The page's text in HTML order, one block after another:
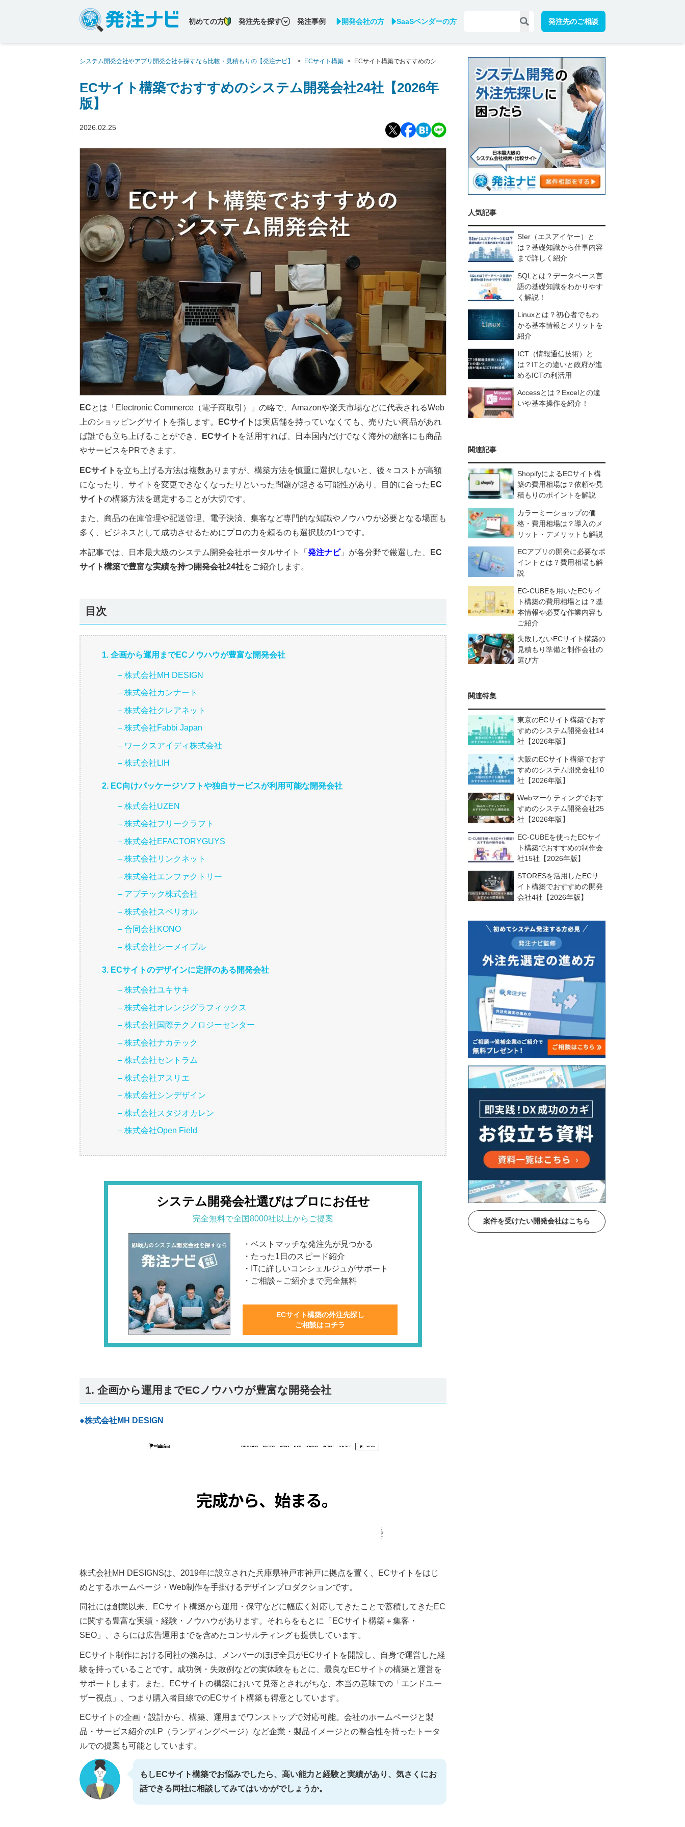
初めての方 発注先を探す 発注事例 開発会社の方 SaaSベンダーの方 発注先のご相談
システム開発会社やアプリ開発会社を探すなら比較・見積もりの【発注ナビ】 > ECサイト構築 >
ECサイト構築でおすすめのシス
ECサイト構築でおすすめのシステム開発会社24社【2026年
版】
2026.02.25
ECとは「Electronic Commerce（電子商取引）」の略で、Amazonや楽天市場などに代表されるWeb
上のショッピングサイトを指します。
ECサイト は実店舗を持っていなくても、売りたい商品があれ
ば誰でも立ち上げることができ、
ECサイト を活用すれば、日本国内だけでなく海外の顧客にも商品
やサービスをPRできます。
ECサイト を立ち上げる方法は複数ありますが、構築方法を慎重に選択しないと、後々コストが高額
になったり、サイトを変更できなくなったりといった問題が起きる可能性があり、目的に合った EC
サイトの構築方法を選定することが大切です。
また、商品の在庫管理や配送管理、電子決済、集客など専門的な知識やノウハウが必要となる場面も
多く、ビジネスとして成功させるためにプロの力を頼るのも選択肢の1つです。
本記事では、日本最大級のシステム開発会社ポータルサイト「 発注ナビ」が各分野で厳選した、
EC
サイト構築で豊富な実績を持つ開発会社24社をご紹介します。
目次
1. 企画から運用までECノウハウが豊富な開発会社
– 株式会社MH DESIGN
– 株式会社カンナート
– 株式会社クレアネット
– 株式会社Fabbi Japan
– ワークスアイディ株式会社
– 株式会社LIH
2. EC向けパッケージソフトや独自サービスが利用可能な開発会社
– 株式会社UZEN
– 株式会社フリークラフト
– 株式会社EFACTORYGUYS
– 株式会社リンクネット
– 株式会社エンファクトリー
– アプテック株式会社
– 株式会社スペリオル
– 合同会社KONO
– 株式会社シーメイプル
3. ECサイトのデザインに定評のある開発会社
– 株式会社ユキサキ
– 株式会社オレンジグラフィックス
– 株式会社国際テクノロジーセンター
– 株式会社ナカテック
– 株式会社セントラム
– 株式会社アスリエ
– 株式会社シンデザイン
– 株式会社スタジオカレン
– 株式会社Open Field
システム開発会社選びはプロにお任せ
完全無料で全国8000社以上からご提案
・ベストマッチな発注先が見つかる
・たった1日のスピード紹介
・ITに詳しいコンシェルジュがサポート
・ご相談～ご紹介まで完全無料
ECサイト構築の外注先探し
ご相談はコチラ
1. 企画から運用までECノウハウが豊富な開発会社
●株式会社MH DESIGN
株式会社MH DESIGNSは、2019年に設立された兵庫県神戸市神戸に拠点を置く、ECサイトをはじ
めとするホームページ・Web制作を手掛けるデザインプロダクションです。
同社には創業以来、ECサイト構築から運用・保守などに幅広く対応してきたことで蓄積してきたEC
に関する豊富な実績・経験・ノウハウがあります。それらをもとに「ECサイト構築＋集客・
SEO」、さらには広告運用までを含めたコンサルティングも提供しています。
ECサイト制作における同社の強みは、メンバーのほぼ全員がECサイトを開設し、自身で運営した経
験を持っていることです。成功例・失敗例などの実体験をもとに、最良なECサイトの構築と運営を
サポートします。また、ECサイトの構築において見落とされがちな、本当の意味での「エンドユー
ザー視点」、つまり購入者目線でのECサイト構築も得意としています。
ECサイトの企画・設計から、構築、運用までワンストップで対応可能。会社のホームページと製
品・サービス紹介のLP（ランディングページ）など企業・製品イメージとの整合性を持ったトータ
ルでの提案も可能としています。
もしECサイト構築でお悩みでしたら、高い能力と経験と実績があり、気さくにお
話できる同社に相談してみてはいかがでしょうか。
人気記事
SIer（エスアイヤー）と
は？基礎知識から仕事内容
まで詳しく紹介
SQLとは？データベース言
語の基礎知識をわかりやす
く解説！
Linuxとは？初心者でもわ
かる基本情報とメリットを
紹介
ICT（情報通信技術）と
は？ITとの違いと政府が進
めるICTの利活用
Accessとは？Excelとの違
いや基本操作を紹介！
関連記事
ShopifyによるECサイト構
築の費用相場は？依頼や見
積もりのポイントを解説
カラーミーショップの価
格・費用相場は？導入のメ
リット・デメリットも解説
ECアプリの開発に必要なポ
イントとは？費用相場も解
説
EC-CUBEを用いたECサイ
ト構築の費用相場とは？基
本情報や必要な作業内容も
ご紹介
失敗しないECサイト構築の
見積もり準備と制作会社の
選び方
関連特集
東京のECサイト構築でおす
すめのシステム開発会社14
社【2026年版】
大阪のECサイト構築でおす
すめのシステム開発会社10
社【2026年版】
Webマーケティングでおす
すめのシステム開発会社25
社【2026年版】
EC-CUBEを使ったECサイ
ト構築でおすすめの制作会
社15社【2026年版】
STORESを活用したECサ
イト構築でおすすめの開発
会社4社【2026年版】
案件を受けたい開発会社はこちら